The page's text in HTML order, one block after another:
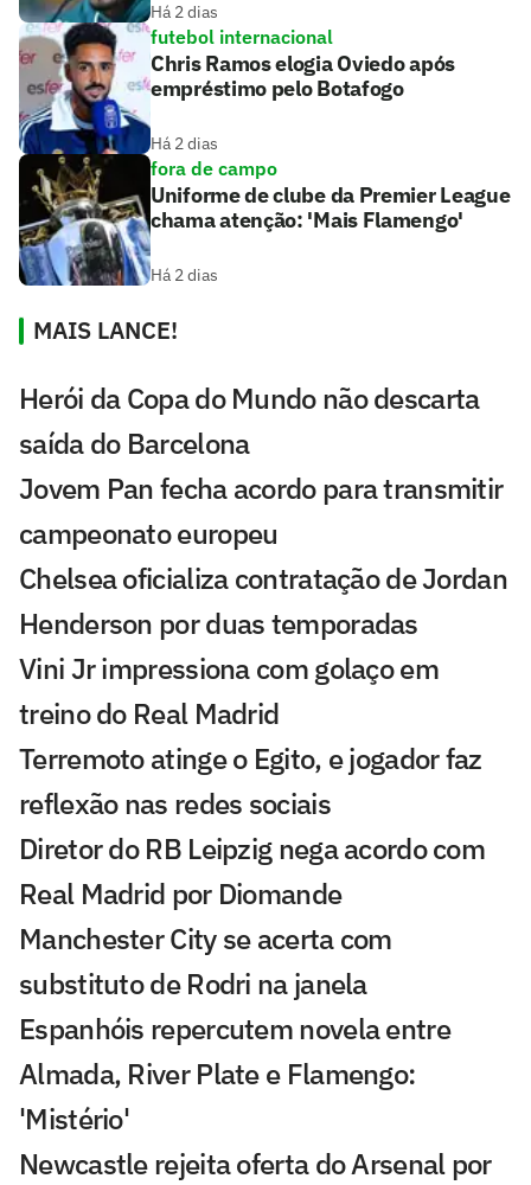
Há 2 dias
futebol internacional
Chris Ramos elogia Oviedo após
empréstimo pelo Botafogo
Há 2 dias
fora de campo
Uniforme de clube da Premier League
chama atenção: 'Mais Flamengo'
Há 2 dias
MAIS LANCE!
Herói da Copa do Mundo não descarta
saída do Barcelona
Jovem Pan fecha acordo para transmitir
campeonato europeu
Chelsea oficializa contratação de Jordan
Henderson por duas temporadas
Vini Jr impressiona com golaço em
treino do Real Madrid
Terremoto atinge o Egito, e jogador faz
reflexão nas redes sociais
Diretor do RB Leipzig nega acordo com
Real Madrid por Diomande
Manchester City se acerta com
substituto de Rodri na janela
Espanhóis repercutem novela entre
Almada, River Plate e Flamengo:
'Mistério'
Newcastle rejeita oferta do Arsenal por